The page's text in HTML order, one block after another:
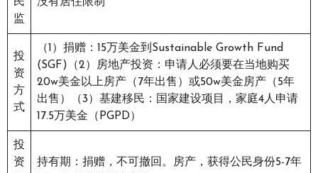
民
监
没有居住限制
投
资
方
式
（1）捐赠：15万美金到Sustainable Growth Fund
(SGF)（2）房地产投资：申请人必须要在当地购买
20w美金以上房产（7年出售）或50w美金房产（5年
出售）（3）基建移民：国家建设项目，家庭4人申请
17.5万美金（PGPD）
投
资
持有期：捐赠，不可撤回。房产，获得公民身份5-7年